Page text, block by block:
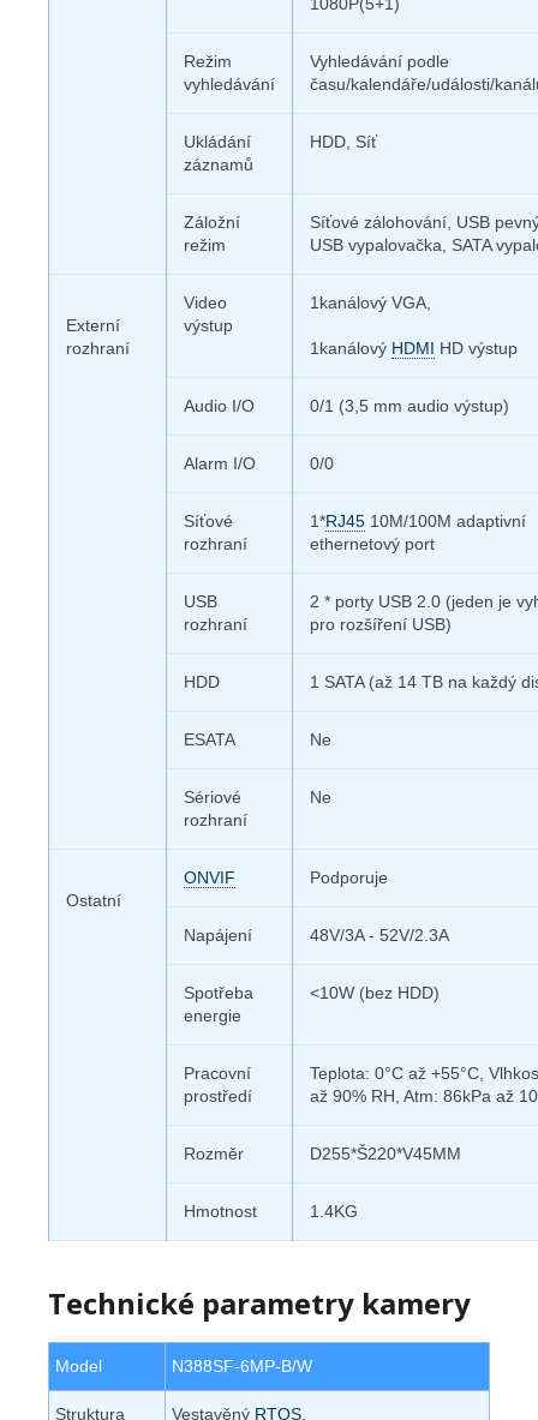
Režim
vyhledávání
Vyhledávání podle
času/kalendáře/události/
Ukládání
záznamů
HDD, Síť
Záložní
režim
Síťové zálohování, USB
USB vypalovačka, SATA
Externí
rozhraní
Video
výstup
1kanálový VGA,
1kanálový HDMI HD výstup
Audio I/O 0/1 (3,5 mm audio výstup)
Alarm I/O 0/0
Síťové
rozhraní
1*RJ45 10M/100M adaptivní
ethernetový port
USB
rozhraní
2 * porty USB 2.0 (jeden je
pro rozšíření USB)
HDD 1 SATA (až 14 TB na každý
ESATA Ne
Sériové
rozhraní
Ne
Ostatní
ONVIF Podporuje
Napájení 48V/3A - 52V/2.3A
Spotřeba
energie
<10W (bez HDD)
Pracovní
prostředí
Teplota: 0°C až +55°C,
až 90% RH, Atm: 86kPa až
Rozměr D255*Š220*V45MM
Hmotnost 1.4KG
Technické parametry kamery
Model N388SF-6MP-B/W
Struktura
Vestavěný RTOS,